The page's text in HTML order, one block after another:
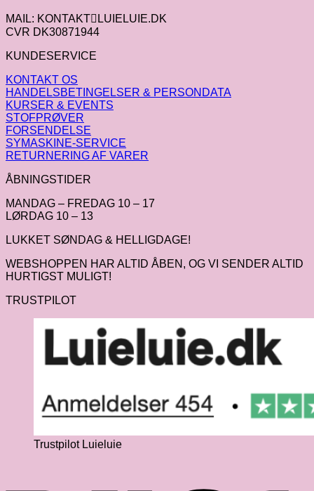
MAIL: KONTAKTLUIELUIE.DK
CVR DK30871944
KUNDESERVICE
KONTAKT OS
HANDELSBETINGELSER & PERSONDATA
KURSER & EVENTS
STOFPRØVER
FORSENDELSE
SYMASKINE-SERVICE
RETURNERING AF VARER
ÅBNINGSTIDER
MANDAG – FREDAG 10 – 17
LØRDAG 10 – 13
LUKKET SØNDAG & HELLIGDAGE!
WEBSHOPPEN HAR ALTID ÅBEN, OG VI SENDER ALTID
HURTIGST MULIGT!
TRUSTPILOT
Trustpilot Luieluie